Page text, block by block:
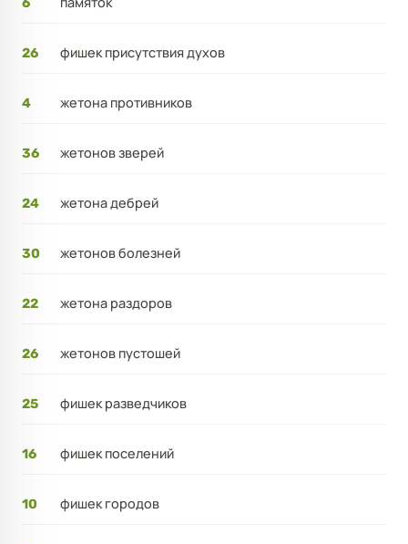
26 фишек присутствия духов
4 жетона противников
36 жетонов зверей
24 жетона дебрей
30 жетонов болезней
22 жетона раздоров
26 жетонов пустошей
25 фишек разведчиков
16 фишек поселений
10 фишек городов